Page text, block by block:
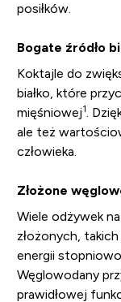
posiłków.
Bogate źródło
Koktajle do
białko, które
mięśniowej1
.
ale też
człowieka.
Złożone
Wiele odżywek
złożonych,
energii
Węglowodany
prawidłowej